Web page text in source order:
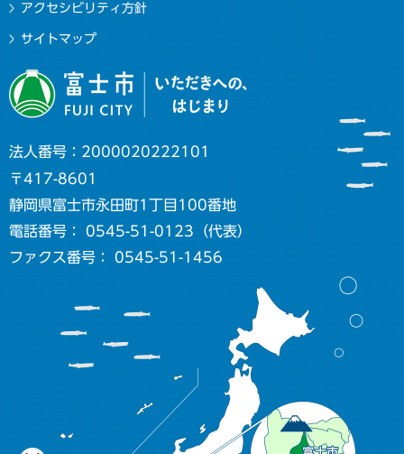
アクセシビリティ方針
サイトマップ
法人番号：2000020222101
〒417-8601
静岡県富士市永田町1丁目100番地
電話番号： 0545-51-0123（代表）
ファクス番号： 0545-51-1456